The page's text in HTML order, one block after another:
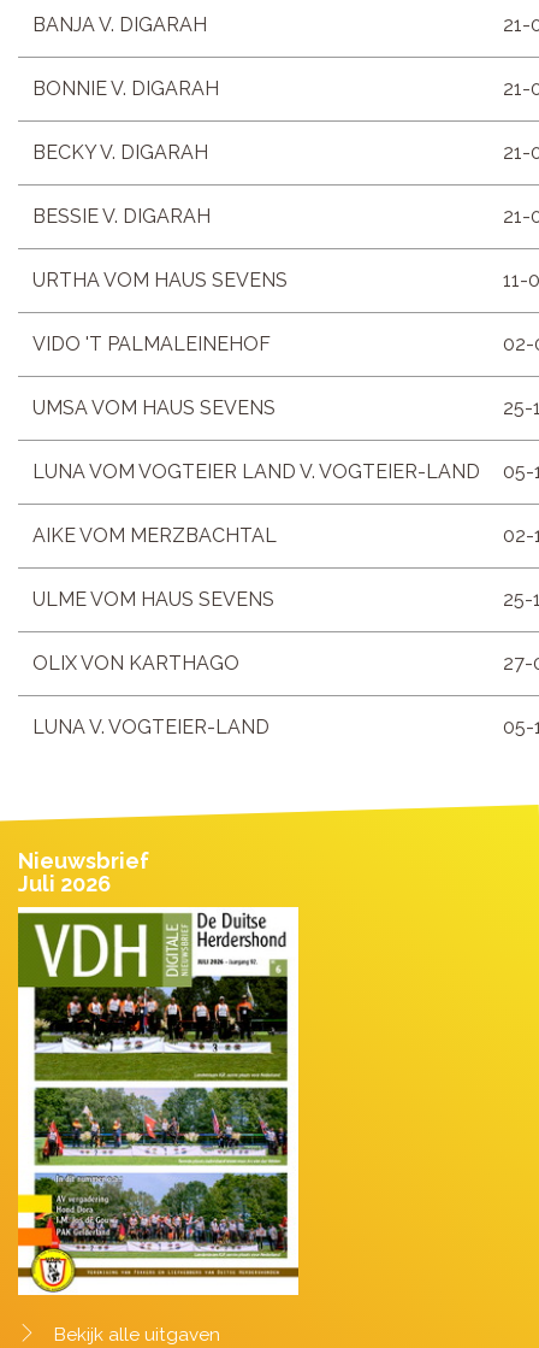
BANJA V. DIGARAH 21-
BONNIE V. DIGARAH 21-
BECKY V. DIGARAH 21-
BESSIE V. DIGARAH 21-
URTHA VOM HAUS SEVENS 11-
VIDO 'T PALMALEINEHOF 02-
UMSA VOM HAUS SEVENS 25-
LUNA VOM VOGTEIER LAND V. VOGTEIER-LAND 05-
AIKE VOM MERZBACHTAL 02-
ULME VOM HAUS SEVENS 25-
OLIX VON KARTHAGO 27-
LUNA V. VOGTEIER-LAND 05-
Nieuwsbrief
Juli 2026
Bekijk alle uitgaven